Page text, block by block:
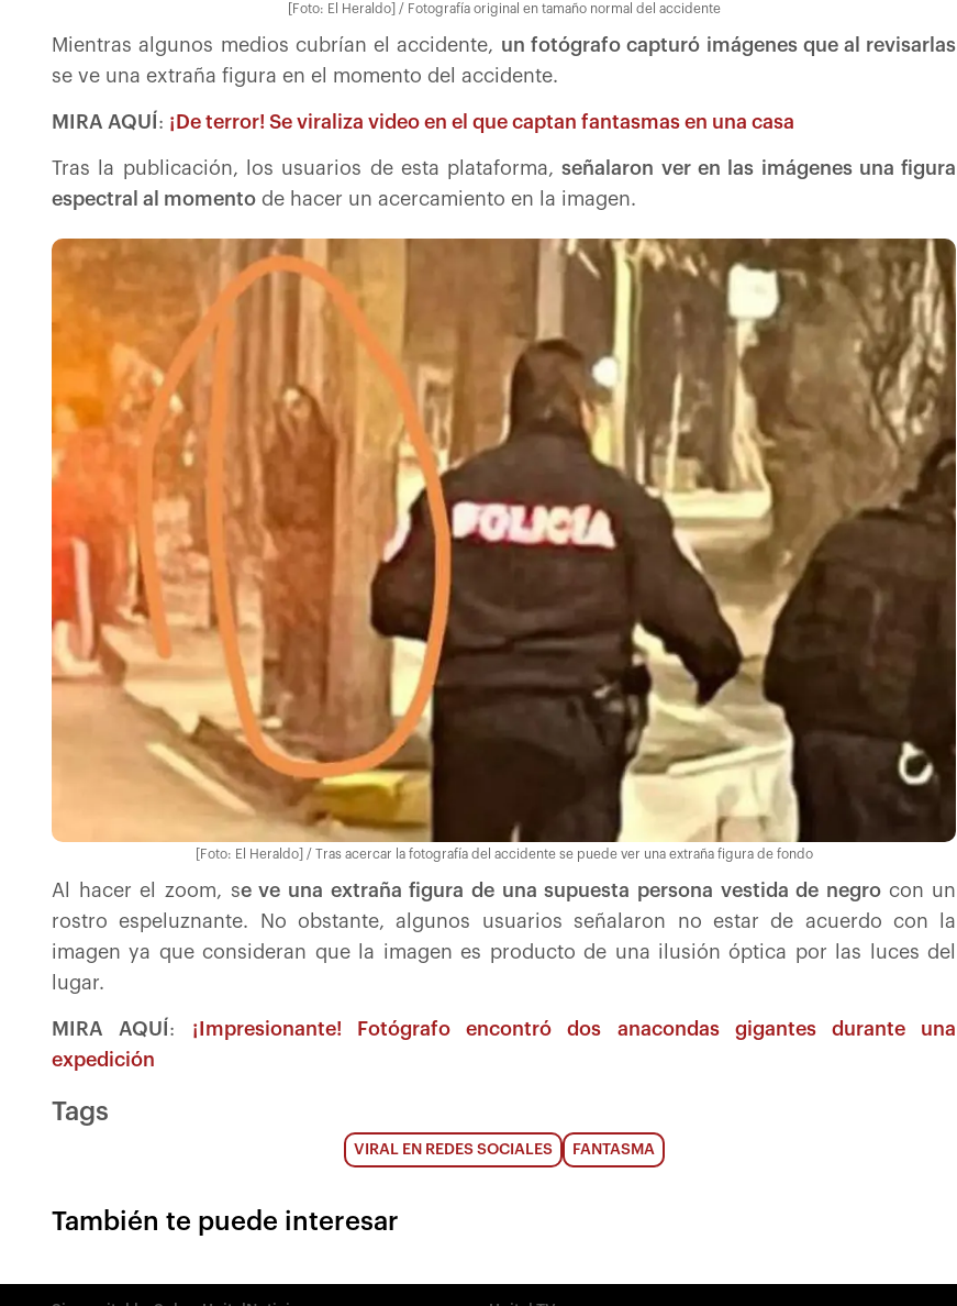
[Foto: El Heraldo] / Fotografía original en tamaño normal del accidente
Mientras algunos medios cubrían el accidente, un fotógrafo capturó imágenes que al revisarlas
se ve una extraña figura en el momento del accidente.
MIRA AQUÍ : ¡De terror! Se viraliza video en el que captan fantasmas en una casa
Tras la publicación, los usuarios de esta plataforma,señalaron ver en las imágenes una figura
espectral al momento de hacer un acercamiento en la imagen.
[Foto: El Heraldo] / Tras acercar la fotografía del accidente se puede ver una extraña figura de fondo
Al hacer el zoom, se ve una extraña figura de una supuesta persona vestida de negro con un
rostro espeluznante. No obstante, algunos usuarios señalaron no estar de acuerdo con la
imagen ya que consideran que la imagen es producto de una ilusión óptica por las luces del
lugar.
MIRA AQUÍ : ¡Impresionante! Fotógrafo encontró dos anacondas gigantes durante una
expedición
Tags
VIRAL EN REDES SOCIALES FANTASMA
También te puede interesar